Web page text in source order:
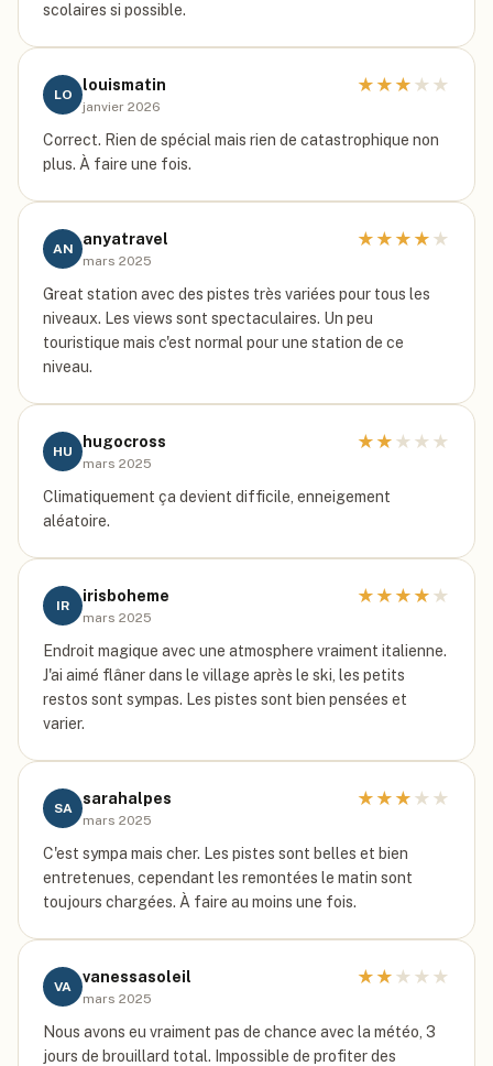
scolaires si possible.
LO
louismatin
janvier 2026
★ ★ ★ ★ ★
Correct. Rien de spécial mais rien de catastrophique non
plus. À faire une fois.
AN
anyatravel
mars 2025
★ ★ ★ ★ ★
Great station avec des pistes très variées pour tous les
niveaux. Les views sont spectaculaires. Un peu
touristique mais c'est normal pour une station de ce
niveau.
HU
hugocross
mars 2025
★ ★ ★ ★ ★
Climatiquement ça devient difficile, enneigement
aléatoire.
IR
irisboheme
mars 2025
★ ★ ★ ★ ★
Endroit magique avec une atmosphere vraiment italienne.
J'ai aimé flâner dans le village après le ski, les petits
restos sont sympas. Les pistes sont bien pensées et
varier.
SA
sarahalpes
mars 2025
★ ★ ★ ★ ★
C'est sympa mais cher. Les pistes sont belles et bien
entretenues, cependant les remontées le matin sont
toujours chargées. À faire au moins une fois.
VA
vanessasoleil
mars 2025
★ ★ ★ ★ ★
Nous avons eu vraiment pas de chance avec la météo, 3
jours de brouillard total. Impossible de profiter des